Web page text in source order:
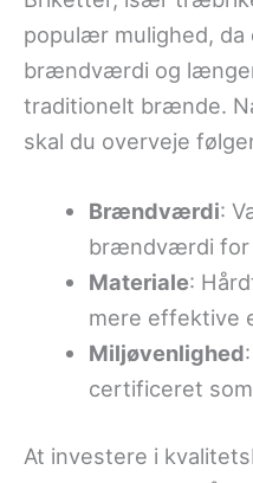
populær mulighed, da
brændværdi og
traditionelt brænde.
skal du overveje
Brændværdi:
brændværdi
Materiale:
mere effektive
Miljøvenlighed
certificeret
At investere i